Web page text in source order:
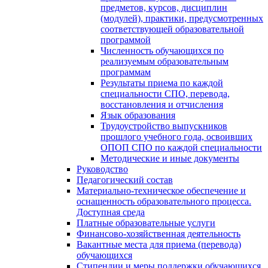
предметов, курсов, дисциплин
(модулей), практики, предусмотренных
соответствующей образовательной
программой
Численность обучающихся по
реализуемым образовательным
программам
Результаты приема по каждой
специальности СПО, перевода,
восстановления и отчисления
Язык образования
Трудоустройство выпускников
прошлого учебного года, освоивших
ОПОП СПО по каждой специальности
Методические и иные документы
Руководство
Педагогический состав
Материально-техническое обеспечение и
оснащенность образовательного процесса.
Доступная среда
Платные образовательные услуги
Финансово-хозяйственная деятельность
Вакантные места для приема (перевода)
обучающихся
Стипендии и меры поддержки обучающихся